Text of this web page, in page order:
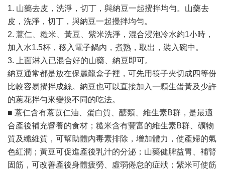
1. 山藥去皮，洗淨，切丁，與納豆一起攪拌均勻。山藥去
皮，洗淨，切丁，與納豆一起攪拌均勻。
2. 薏仁、糙米、黃豆、紫米洗淨，混合浸泡冷水約1小時，
加入水1.5杯，移入電子鍋內，煮熟，取出，裝入碗中。
3. 上面淋入已混合好的山藥、納豆即可。
納豆通常都是放在保麗龍盒子裡，可先用筷子夾切成四等份
比較容易攪拌成絲。納豆也可以直接加入一顆生蛋黃及少許
的蔥花拌勻來變換不同的吃法。
■ 薏仁含有薏苡仁油、蛋白質、醣類、維生素B群，是最適
合產後補充營養的食材；糙米含有豐富的維生素B群、礦物
質及纖維質，可幫助體內毒素排除，增加體力，使產婦的氣
色紅潤；黃豆可促進產後乳汁的分泌；山藥健脾益胃、補腎
固筋，可改善產後身體疲勞、虛弱倦怠的症狀；紫米可使筋